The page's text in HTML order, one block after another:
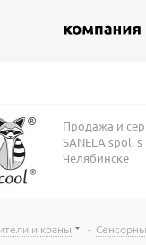
Продажа и
SANELA spol. s
Челябинске
и краны -